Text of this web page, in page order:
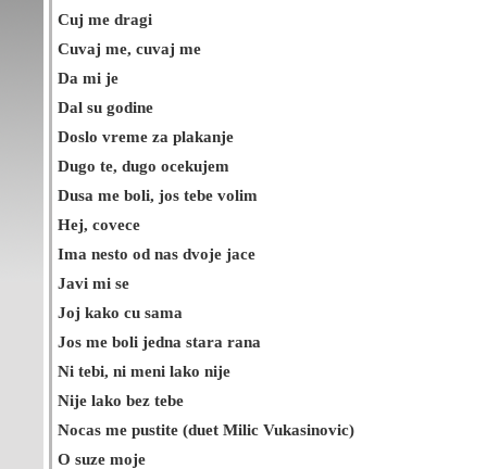
Cuj me dragi
Cuvaj me, cuvaj me
Da mi je
Dal su godine
Doslo vreme za plakanje
Dugo te, dugo ocekujem
Dusa me boli, jos tebe volim
Hej, covece
Ima nesto od nas dvoje jace
Javi mi se
Joj kako cu sama
Jos me boli jedna stara rana
Ni tebi, ni meni lako nije
Nije lako bez tebe
Nocas me pustite (duet Milic Vukasinovic)
O suze moje